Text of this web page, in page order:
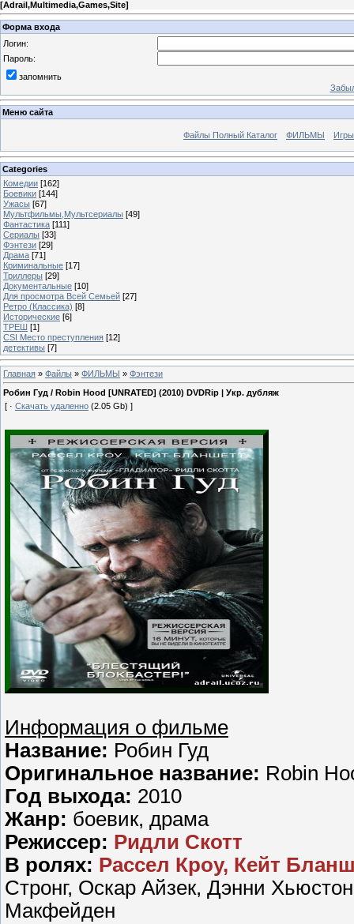
[Adrail,Multimedia,Games,Site]
Форма входа
Логин:
Пароль:
запомнить
Меню сайта
Файлы Полный Каталог ФИЛЬМЫ
Categories
Комедии [162]
Боевики [144]
Ужасы [67]
Мультфильмы,Мультсериалы [49]
Фантастика [111]
Сериалы [33]
Фэнтези [29]
Драма [71]
Криминальные [17]
Триллеры [29]
Документальные [10]
Для просмотра Всей Семьей [27]
Ретро (Классика) [8]
Исторические [6]
ТРЕШ [1]
CSI Место преступления [12]
детективы [7]
Главная » Файлы » ФИЛЬМЫ » Фэнтези
Робин Гуд / Robin Hood [UNRATED] (2010) DVDRip | Укр. дубляж
[ · Скачать удаленно (2.05 Gb) ]
Информация о фильме
Название: Робин Гуд
Оригинальное название: Robin
Год выхода: 2010
Жанр: боевик, драма
Режиссер: Ридли Скотт
В ролях: Рассел Кроу, Кейт
Стронг, Оскар Айзек, Дэнни
Макфейден